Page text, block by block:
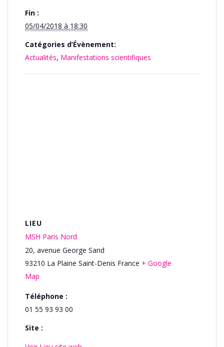
Fin :
05/04/2018 à 18:30
Catégories d’Évènement:
Actualités, Manifestations scientifiques
LIEU
MSH Paris Nord
20, avenue George Sand
93210 La Plaine Saint-Denis France + Google
Map
Téléphone :
01 55 93 93 00
Site :